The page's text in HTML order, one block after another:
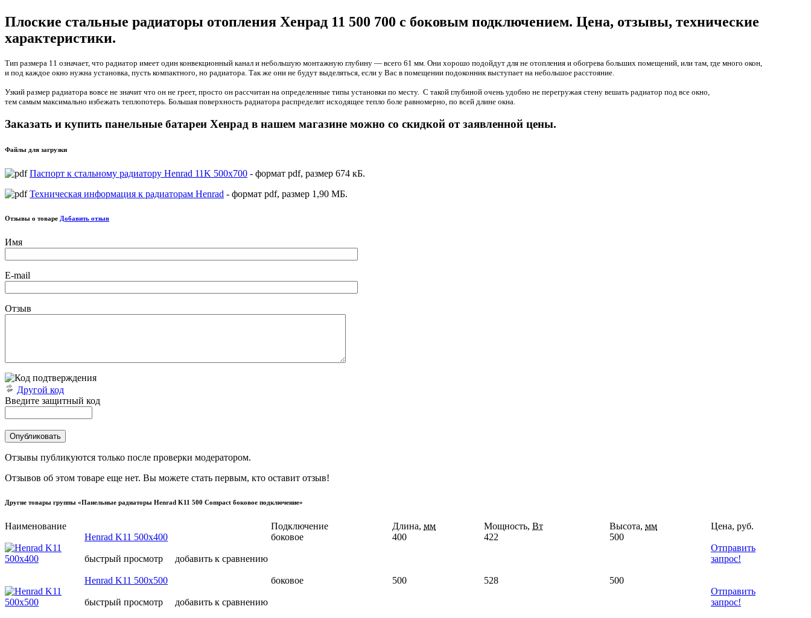
Плоские стальные радиаторы отопления Хенрад 11 500 700 с боковым подключением. Цена, отзывы, технические
характеристики.
Тип размера 11 означает, что радиатор имеет один конвекционный канал и небольшую монтажную глубину — всего 61 мм. Они хорошо подойдут для не отопления и обогрева больших помещений, или там, где много окон,
и под каждое окно нужна установка, пусть компактного, но радиатора. Так же они не будут выделяться, если у Вас в помещении подоконник выступает на небольшое расстояние.
Узкий размер радиатора вовсе не значит что он не греет, просто он рассчитан на определенные типы установки по месту. С такой глубиной очень удобно не перегружая стену вешать радиатор под все окно,
тем самым максимально избежать теплопотерь. Большая поверхность радиатора распределит исходящее тепло боле равномерно, по всей длине окна.
Заказать и купить панельные батареи Хенрад в нашем магазине можно со скидкой от заявленной цены.
Файлы для загрузки
Паспорт к стальному радиатору Henrad 11K 500х700 - формат pdf, размер 674 кБ.
Техническая информация к радиаторам Henrad - формат pdf, размер 1,90 МБ.
Отзывы о товаре Добавить отзыв
Имя
E-mail
Отзыв
Другой код
Введите защитный код
Отзывы публикуются только после проверки модератором.
Отзывов об этом товаре еще нет. Вы можете стать первым, кто оставит отзыв!
Другие товары группы «Панельные радиаторы Henrad K11 500 Compact боковое подключение»
Наименование Подключение Длина, мм Мощность, Вт Высота, мм
Цена, руб.
Henrad K11 500х400
боковое 400 422
500
Отправить
запрос!
быстрый просмотр добавить к сравнению
Henrad K11 500х500 боковое 500 528
500
Отправить
запрос!
быстрый просмотр добавить к сравнению